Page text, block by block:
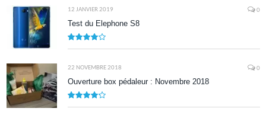
12 JANVIER 2019 0
Test du Elephone S8
22 NOVEMBRE 2018 0
Ouverture box pédaleur : Novembre 2018